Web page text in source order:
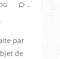
…
par
de